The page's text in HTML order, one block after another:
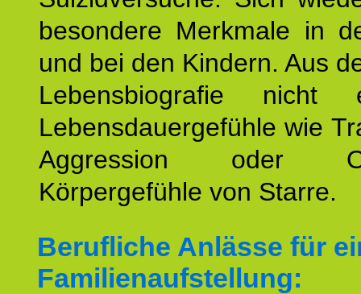
besondere Merkmale in
und bei den Kindern. Aus
Lebensbiografie nicht
Lebensdauergefühle wie
Aggression oder
Körpergefühle von Starre.
Berufliche Anlässe für
Familienaufstellung: